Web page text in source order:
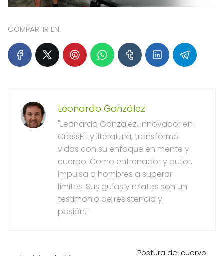
COMPARTIR EN:
Leonardo González
"Leonardo Gonzalez, innovador en
CrossFit y literatura, transforma
vidas con su enfoque en mente y
cuerpo. Como entrenador y autor,
impulsa a hombres a superar
límites. Sus guías y relatos son un
testimonio de resistencia y
pasión."
Postura del cuervo: